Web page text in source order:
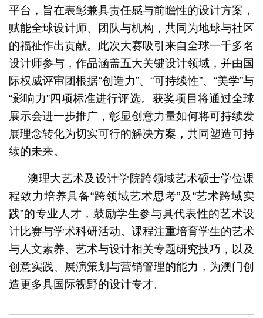
平台，旨在表彰兼具责任感与前瞻性的设计方案，
赋能全球设计师、团队与机构，共同为地球与社区
的福祉作出贡献。此次大赛吸引来自全球一千多名
设计师参与，作品涵盖五大关键设计领域，并由国
际权威评审团根据“创造力”、“可持续性”、“美学”与
“影响力”四项标准进行评选。获奖项目将通过全球
展示会进一步推广，彰显创意力量如何将可持续发
展理念转化为切实可行的解决方案，共同塑造可持
续的未来。
澳理大艺术及设计学院跨领域艺术硕士学位课
程致力培养具备“跨领域艺术思考”及“艺术跨域实
践”的专业人才，鼓励学生参与具代表性的艺术设
计比赛与学术科研活动。课程注重培育学生的艺术
与人文素养、艺术与设计相关专题研究技巧，以及
创意实践、展演策划与营销管理的能力，为澳门创
造更多具国际视野的设计专才。